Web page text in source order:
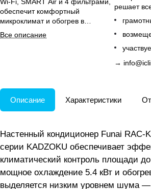
обеспечит комфортный
микроклимат и обогрев в
межсезонье.
Все описание
решает
→
Описание Характеристики
Настенный кондиционер Funai RAC-
серии KADZOKU обеспечивает
климатический контроль площади
мощное охлаждение 5.4 кВт и
выделяется низким уровнем шума —